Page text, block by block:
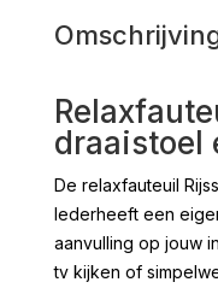
draaistoel
De relaxfauteuil
lederheeft een
aanvulling op jouw
tv kijken of